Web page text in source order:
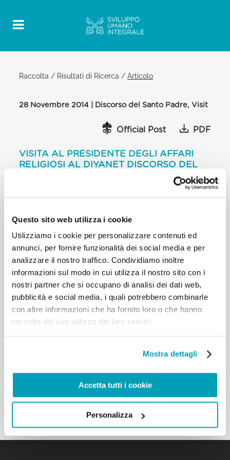
Questo sito web utilizza i cookie
Utilizziamo i cookie per personalizzare contenuti ed
annunci, per fornire funzionalità dei social media e per
analizzare il nostro traffico. Condividiamo inoltre
informazioni sul modo in cui utilizza il nostro sito con i
nostri partner che si occupano di analisi dei dati web,
pubblicità e social media, i quali potrebbero combinarle
con altre informazioni che ha fornito loro o che hanno
raccolto dal suo utilizzo dei loro servizi.
Mostra dettagli
Accetta tutti i cookie
Personalizza
Raccolta / Risultati di Ricerca /Articolo
28 Novembre 2014 | Discorso del Santo Padre, Visit
Official Post PDF
VISITA AL PRESIDENTE DEGLI AFFARI
RELIGIOSI AL DIYANET DISCORSO DEL
Oriente, specialmente in Iraq e Siria. Tutti soffrono
umanitaria è angosciante. Penso a tanti bambini,
alle sofferenze di tante mamme, agli anziani, agli
sfollati e ai rifugiati, alle violenze di ogni tipo.
Particolare preoccupazione desta il fatto che,
soprattutto a causa di un gruppo estremista e
fondamentalista, intere comunità, specialmente –
ma non solo – i cristiani e gli yazidi, hanno patito e
loro identità etnica e religiosa. Sono stati cacciati
non rinnegare la fede. La violenza ha colpito anche
patrimonio culturale, quasi a voler cancellare ogni